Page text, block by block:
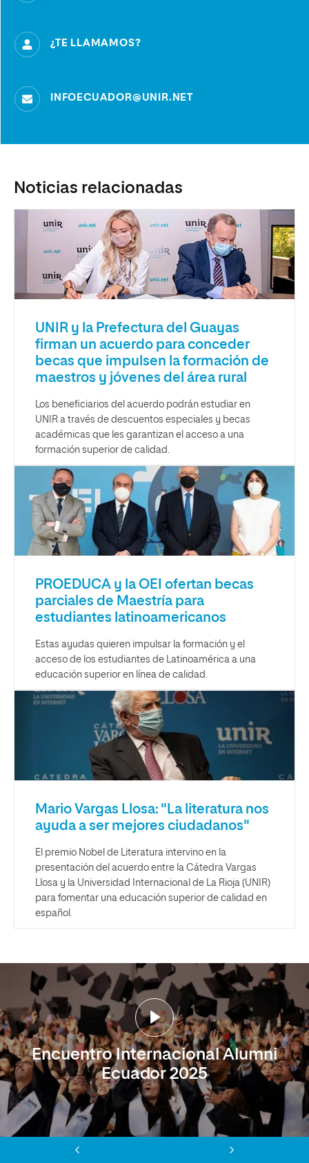
¿TE LLAMAMOS?
INFOECUADOR@UNIR.NET
Noticias relacionadas
UNIR y la Prefectura del Guayas
firman un acuerdo para conceder
becas que impulsen la formación de
maestros y jóvenes del área rural
Los beneficiarios del acuerdo podrán estudiar en
UNIR a través de descuentos especiales y becas
académicas que les garantizan el acceso a una
formación superior de calidad.
PROEDUCA y la OEI ofertan becas
parciales de Maestría para
estudiantes latinoamericanos
Estas ayudas quieren impulsar la formación y el
acceso de los estudiantes de Latinoamérica a una
educación superior en línea de calidad.
Mario Vargas Llosa: "La literatura nos
ayuda a ser mejores ciudadanos"
El premio Nobel de Literatura intervino en la
presentación del acuerdo entre la Cátedra Vargas
Llosa y la Universidad Internacional de La Rioja (UNIR)
para fomentar una educación superior de calidad en
español.
Encuentro Internacional Alumni
Ecuador 2025